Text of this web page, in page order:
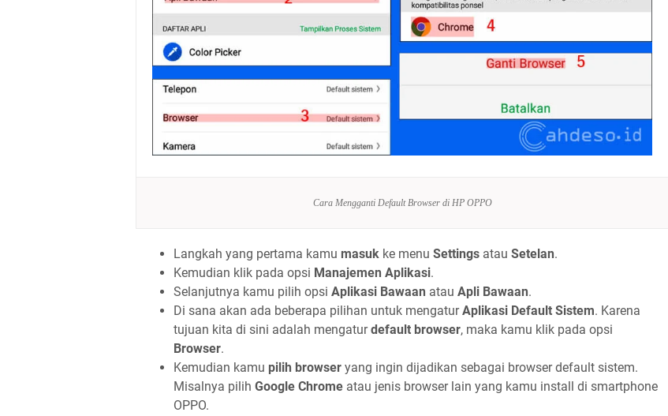
Cara Mengganti Default Browser di HP OPPO
Langkah yang pertama kamu masuk ke menu Settings atau Setelan.
Kemudian klik pada opsi Manajemen Aplikasi.
Selanjutnya kamu pilih opsi Aplikasi Bawaan atau Apli Bawaan.
Di sana akan ada beberapa pilihan untuk mengaturAplikasi Default Sistem. Karena
tujuan kita di sini adalah mengaturdefault browser, maka kamu klik pada opsi
Browser.
Kemudian kamu pilih browser yang ingin dijadikan sebagai browser default sistem.
Misalnya pilih Google Chrome atau jenis browser lain yang kamu install di smartphone
OPPO.